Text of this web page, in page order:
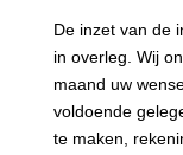
De inzet van de
in overleg. Wij
maand uw
voldoende
te maken,